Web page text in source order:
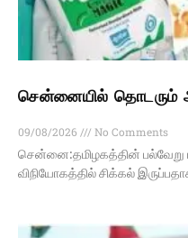
சென்னையில் தொடரும்
09/08/2026
No Comments
சென்னை:தமிழகத்தின் பல்வேறு
விநியோகத்தில் சிக்கல்